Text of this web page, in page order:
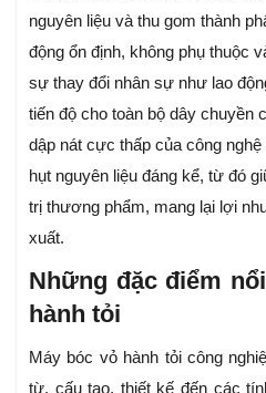
nguyên liệu và thu gom thành
động ổn định, không phụ thuộc
sự thay đổi nhân sự như lao
tiến độ cho toàn bộ dây chuyền
dập nát cực thấp của công
hụt nguyên liệu đáng kể, từ đó
trị thương phẩm, mang lại lợi
xuất.
Những đặc điểm
hành tỏi
Máy bóc vỏ hành tỏi công
từ, cấu tạo, thiết kế đến các